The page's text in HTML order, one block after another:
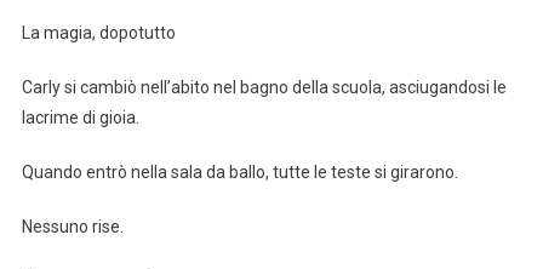
La magia, dopotutto
Carly si cambiò nell’abito nel bagno della scuola, asciugandosi le
lacrime di gioia.
Quando entrò nella sala da ballo, tutte le teste si girarono.
Nessuno rise.